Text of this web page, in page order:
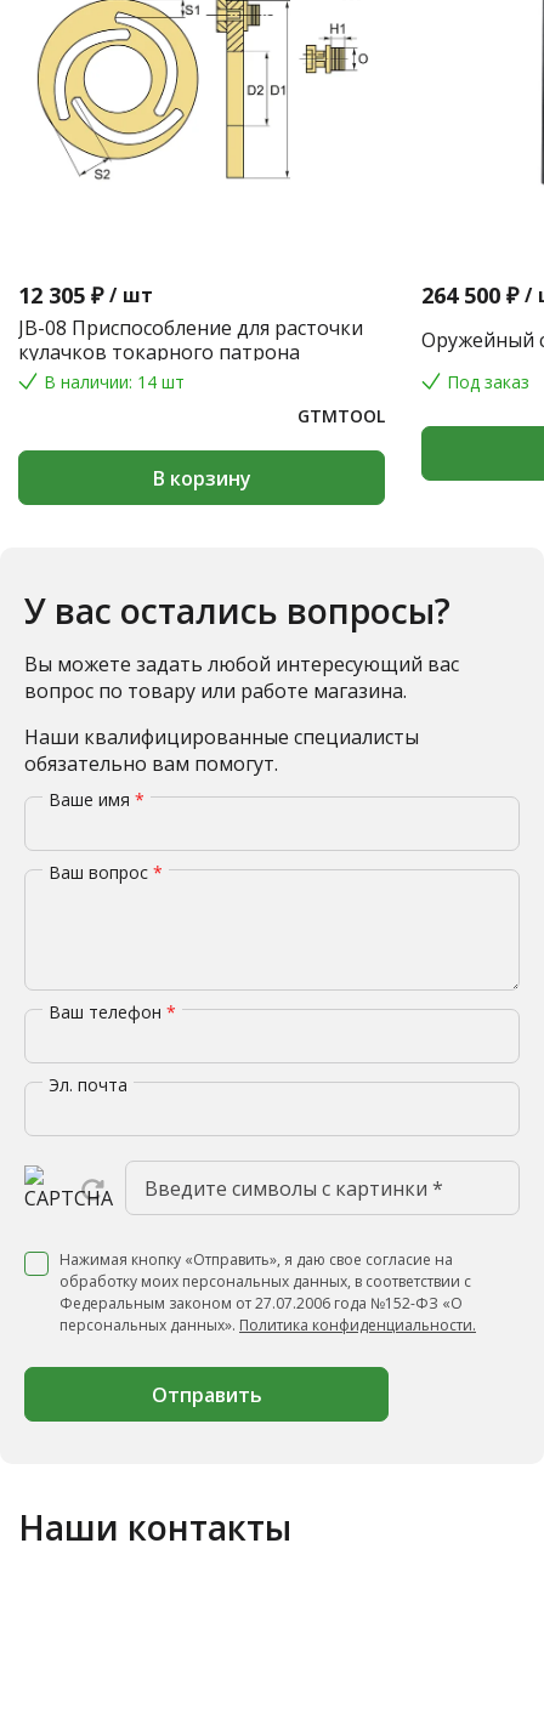
12 305 ₽ / шт
JB-08 Приспособление для расточки
кулачков токарного патрона
В наличии: 14 шт
GTMTOOL
В корзину
264 500 ₽ /
Оружейный
Под заказ
У вас остались вопросы?
Вы можете задать любой интересующий вас
вопрос по товару или работе магазина.
Наши квалифицированные специалисты
обязательно вам помогут.
Ваше имя *
Ваш вопрос *
Ваш телефон *
Эл. почта
Нажимая кнопку «Отправить», я даю свое согласие на
обработку моих персональных данных, в соответствии с
Федеральным законом от 27.07.2006 года №152-ФЗ «О
персональных данных». Политика конфиденциальности.
Отправить
Наши контакты